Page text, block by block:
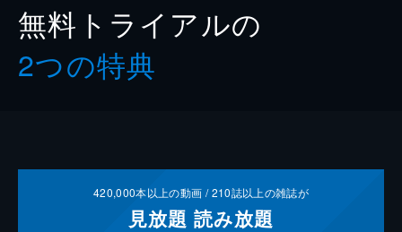
無料トライアルの
2つの特典
420,000本以上の動画 /210誌以上の雑誌が
見放題 読み放題